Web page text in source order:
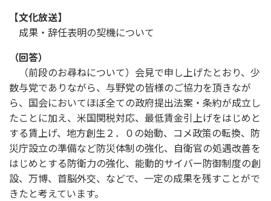
【文化放送】
成果・辞任表明の契機について
（回答）
（前段のお尋ねについて）会見で申し上げたとおり、少
数与党でありながら、与野党の皆様のご協力を頂きなが
ら、国会においてほぼ全ての政府提出法案・条約が成立し
たことに加え、米国関税対応、最低賃金引上げをはじめと
する賃上げ、地方創生２．０の始動、コメ政策の転換、防
災庁設立の準備など防災体制の強化、自衛官の処遇改善を
はじめとする防衛力の強化、能動的サイバー防御制度の創
設、万博、首脳外交、などで、一定の成果を残すことがで
きたと考えています。